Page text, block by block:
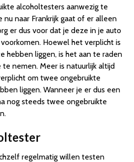
alcoholtesters aanwezig te
nu naar Frankrijk gaat of er alleen
er dus voor dat je deze in je auto
Hoewel het verplicht is
hebben liggen, is het aan te raden
nemen. Meer is natuurlijk altijd
om twee ongebruikte
liggen. Wanneer je er dus een
nog steeds twee ongebruikte
regelmatig willen testen